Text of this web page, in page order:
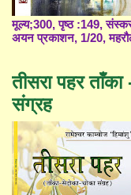
मूल्य;300, पृष्ठ :149,
अयन प्रकाशन, 1/20,
तीसरा पहर
संग्रह